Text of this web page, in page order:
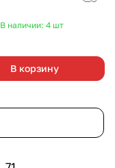
В наличии: 4 шт
В корзину